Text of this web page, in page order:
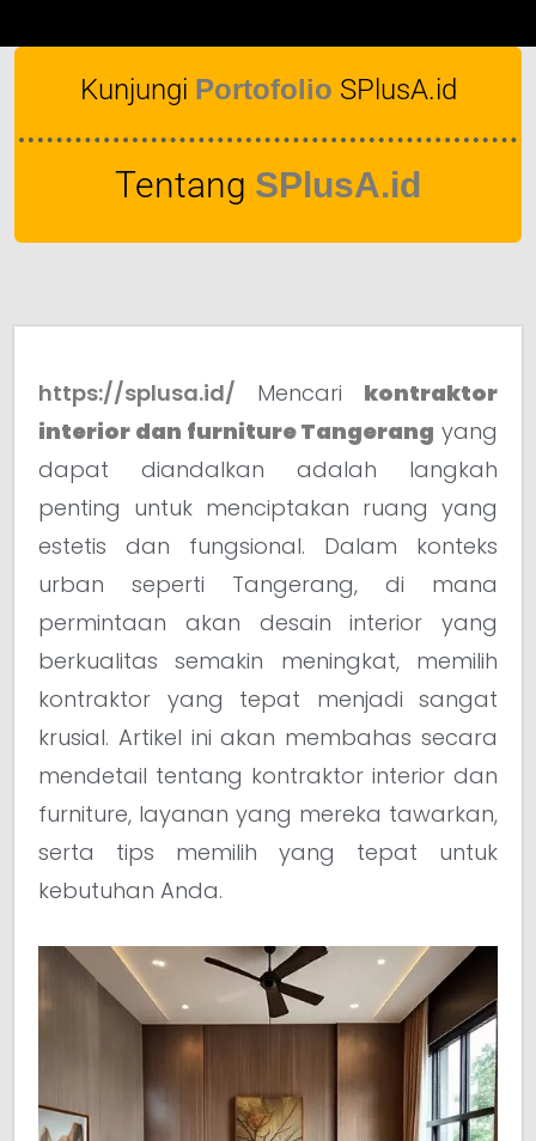
Kunjungi Portofolio SPlusA.id
Tentang SPlusA.id
https://splusa.id/ Mencari kontraktor
interior dan furniture Tangerang yang
dapat diandalkan adalah langkah
penting untuk menciptakan ruang yang
estetis dan fungsional. Dalam konteks
urban seperti Tangerang, di mana
permintaan akan desain interior yang
berkualitas semakin meningkat, memilih
kontraktor yang tepat menjadi sangat
krusial. Artikel ini akan membahas secara
mendetail tentang kontraktor interior dan
furniture, layanan yang mereka tawarkan,
serta tips memilih yang tepat untuk
kebutuhan Anda.